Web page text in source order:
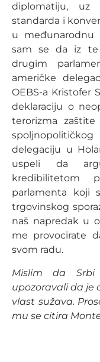
diplomatiju, uz
standarda i
u međunarodnu
sam se da iz te
drugim
američke
OEBS-a Kristofer
deklaraciju o
terorizma zaštite
delegaciju u
uspeli da
kredibilitetom
parlamenta koji
trgovinskog
naš napredak u
me provocirate
svom radu.
Mislim da
upozoravali da je
vlast sužava.
mu se citira